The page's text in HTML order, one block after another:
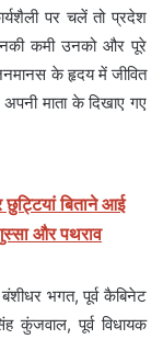
पर चलें तो प्रदेश
कमी उनको और पूरे
के हृदय में जीवित
माता के दिखाए गए
छुट्टियां बिताने आई
और पथराव
भगत, पूर्व कैबिनेट
कुंजवाल, पूर्व विधायक